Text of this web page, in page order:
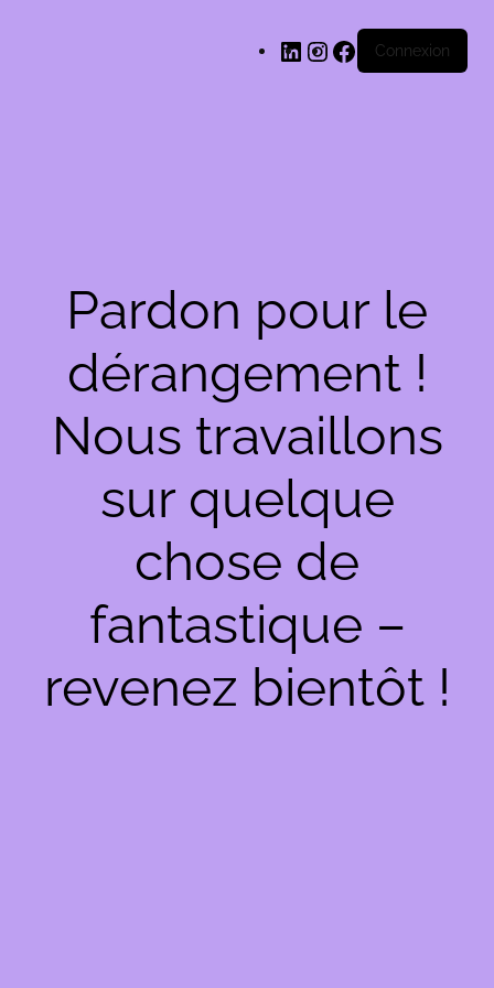
LinkedInInstagram
Facebook
Connexion
Pardon pour le
dérangement !
Nous travaillons
sur quelque
chose de
fantastique –
revenez bientôt !